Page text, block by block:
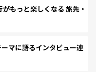
もっと楽しくなる 旅先・
マに語るインタビュー連